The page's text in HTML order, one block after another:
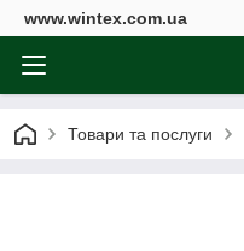
www.wintex.com.ua
Товари та послуги